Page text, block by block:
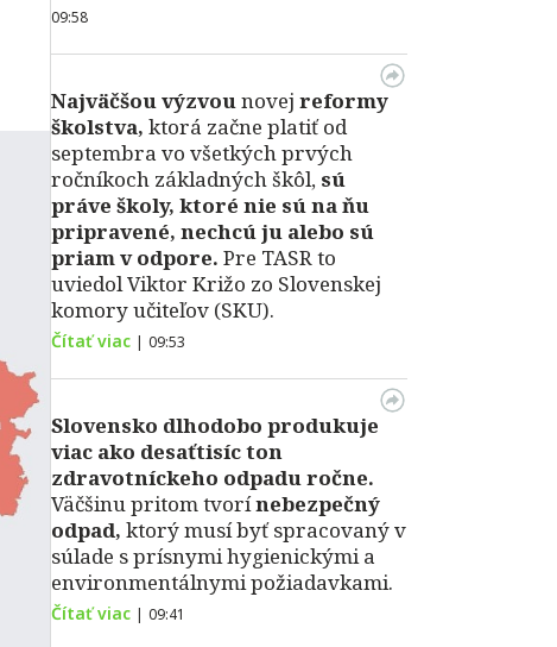
09:58
Najväčšou výzvounovej reformy
školstva, ktorá začne platiť od
septembra vo všetkých prvých
ročníkoch základných škôl, sú
práve školy, ktoré nie sú na ňu
pripravené, nechcú ju alebo sú
priam v odpore. Pre TASR to
uviedol Viktor Križo zo Slovenskej
komory učiteľov (SKU).
Čítať viac | 09:53
Slovensko dlhodobo produkuje
viac ako desaťtisíc ton
zdravotníckeho odpadu ročne.
Väčšinu pritom tvorínebezpečný
odpad, ktorý musí byť spracovaný v
súlade s prísnymi hygienickými a
environmentálnymi požiadavkami.
Čítať viac | 09:41